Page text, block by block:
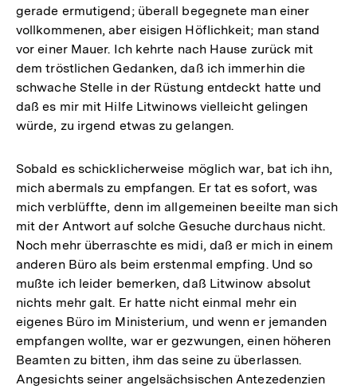
gerade ermutigend; überall begegnete man einer
vollkommenen, aber eisigen Höflichkeit; man stand
vor einer Mauer. Ich kehrte nach Hause zurück mit
dem tröstlichen Gedanken, daß ich immerhin die
schwache Stelle in der Rüstung entdeckt hatte und
daß es mir mit Hilfe Litwinows vielleicht gelingen
würde, zu irgend etwas zu gelangen.
Sobald es schicklicherweise möglich war, bat ich ihn,
mich abermals zu empfangen. Er tat es sofort, was
mich verblüffte, denn im allgemeinen beeilte man sich
mit der Antwort auf solche Gesuche durchaus nicht.
Noch mehr überraschte es midi, daß er mich in einem
anderen Büro als beim erstenmal empfing. Und so
mußte ich leider bemerken, daß Litwinow absolut
nichts mehr galt. Er hatte nicht einmal mehr ein
eigenes Büro im Ministerium, und wenn er jemanden
empfangen wollte, war er gezwungen, einen höheren
Beamten zu bitten, ihm das seine zu überlassen.
Angesichts seiner angelsächsischen Antezedenzien